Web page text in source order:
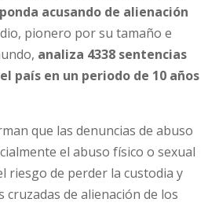
acusando de alienación
pionero por su tamaño e
analiza 4338 sentencias
país en un periodo de 10 años
que las denuncias de abuso
el abuso físico o sexual
riesgo de perder la custodia y
cruzadas de alienación de los